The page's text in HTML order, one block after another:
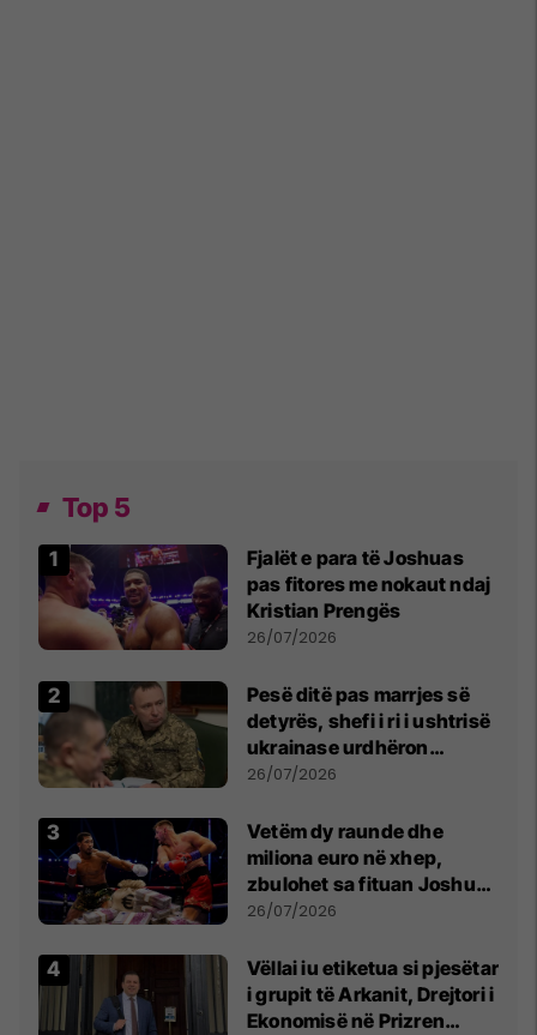
Top 5
Fjalët e para të Joshuas
pas fitores me nokaut ndaj
Kristian Prengës
26/07/2026
Pesë ditë pas marrjes së
detyrës, shefi i ri i ushtrisë
ukrainase urdhëron
kontroll të madh
26/07/2026
Vetëm dy raunde dhe
miliona euro në xhep,
zbulohet sa fituan Joshua
e Prenga
26/07/2026
Vëllai iu etiketua si pjesëtar
i grupit të Arkanit, Drejtori i
Ekonomisë në Prizren